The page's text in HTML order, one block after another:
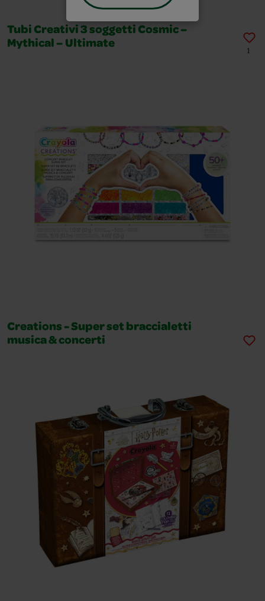
Tubi Creativi 3 soggetti Cosmic –
Mythical – Ultimate
1
Creations - Super set braccialetti
musica & concerti